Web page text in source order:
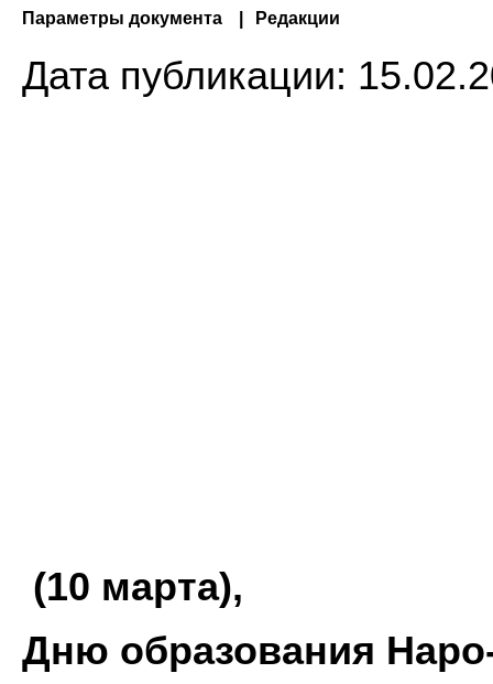
Параметры документа Редакции
Дата публикации:
(10 марта),
Дню образования